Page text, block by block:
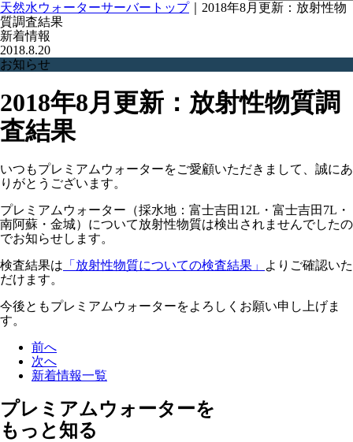
天然水ウォーターサーバートップ｜ 2018年8月更新：放射性物
質調査結果
新着情報
2018.8.20
お知らせ
2018年8月更新：放射性物質調
査結果
いつもプレミアムウォーターをご愛顧いただきまして、誠にあ
りがとうございます。
プレミアムウォーター（採水地：富士吉田12L・富士吉田7L・
南阿蘇・金城）について放射性物質は検出されませんでしたの
でお知らせします。
検査結果は 「放射性物質についての検査結果」
よりご確認いた
だけます。
今後ともプレミアムウォーターをよろしくお願い申し上げま
す。
前へ
次へ
新着情報一覧
プレミアムウォーターを
もっと知る